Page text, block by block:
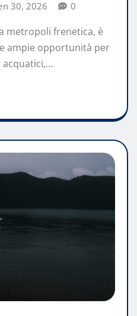
30, 2026 0
metropoli frenetica, è
ampie opportunità per